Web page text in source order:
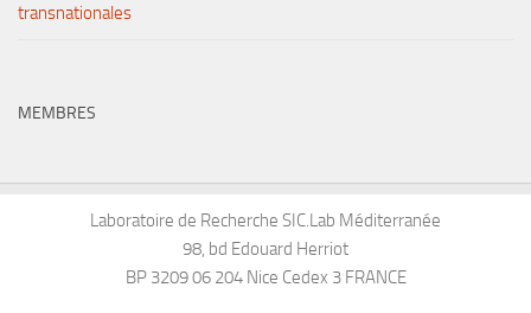
transnationales
MEMBRES
Laboratoire de Recherche SIC.Lab Méditerranée
98, bd Edouard Herriot
BP 3209 06 204 Nice Cedex 3 FRANCE